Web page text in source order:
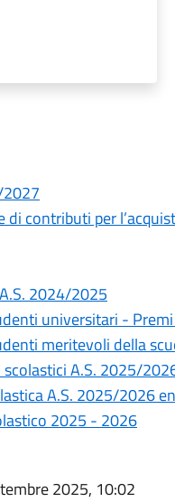
di contributi per
2024/2025
universitari -
meritevoli della
A.S. 2025/
A.S. 2025/2026
2025 - 2026
2025, 10:02